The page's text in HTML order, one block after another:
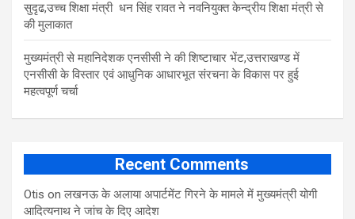
सुदृढ,उच्च शिक्षा मंत्री धन सिंह रावत ने नवनियुक्त केन्द्रीय शिक्षा मंत्री से
की मुलाकात
मुख्यमंत्री से महानिदेशक एनसीसी ने की शिष्टाचार भेंट,उत्तराखण्ड में
एनसीसी के विस्तार एवं आधुनिक आधारभूत संरचना के विकास पर हुई
महत्वपूर्ण चर्चा
Recent Comments
Otis onलखनऊ के अलाया अपार्टमेंट गिरने के मामले में मुख्‍यमंत्री योगी
आद‍ित्‍यनाथ ने जांच के द‍िए आदेश